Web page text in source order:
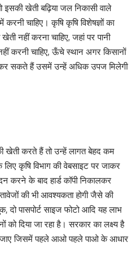
खेती बढ़िया जल निकासी वाले
करनी चाहिए। कृषि कृषि विशेषज्ञों का
नहीं करना चाहिए, जहां पर पानी
करनी चाहिए, ऊँचे स्थान अगर किसानों
कर सकते हैं उसमें उन्हें अधिक उपज मिलेगी
खेती करते हैं तो उन्हें लागत बेहद कम
कृषि विभाग की वेबसाइट पर जाकर
के बाद हार्ड कॉपी निकालकर
की भी आवश्यकता होगी जैसे की
दो पासपोर्ट साइज फोटो आदि यह लाभ
दिया जा रहा है। सरकार का लक्ष्य है
जाए जिसमें पहले आओ पहले पाओ के आधार